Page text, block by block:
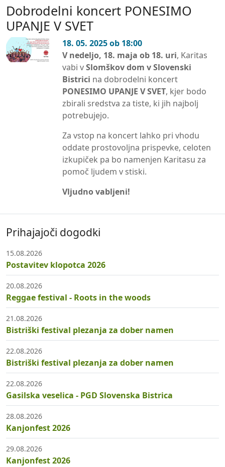
Dobrodelni koncert PONESIMO
UPANJE V SVET
18. 05. 2025 ob 18:00
V nedeljo, 18. maja ob 18. uri, Karitas
vabi vSlomškov dom v Slovenski
Bistrici na dobrodelni koncert
PONESIMO UPANJE V SVET, kjer bodo
zbirali sredstva za tiste, ki jih najbolj
potrebujejo.
Za vstop na koncert lahko pri vhodu
oddate prostovoljna prispevke, celoten
izkupiček pa bo namenjen Karitasu za
pomoč ljudem v stiski.
Vljudno vabljeni!
Prihajajoči dogodki
15.08.2026
Postavitev klopotca 2026
20.08.2026
Reggae festival - Roots in the woods
21.08.2026
Bistriški festival plezanja za dober namen
22.08.2026
Bistriški festival plezanja za dober namen
22.08.2026
Gasilska veselica - PGD Slovenska Bistrica
28.08.2026
Kanjonfest 2026
29.08.2026
Kanjonfest 2026